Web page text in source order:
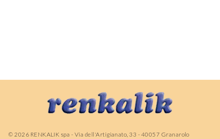
©2026 RENKALIK spa - Via dell'Artigianato, 33 - 40057 Granarolo